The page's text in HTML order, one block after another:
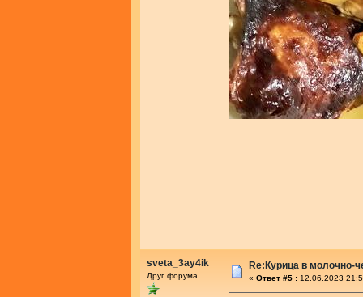
sveta_3ay4ik
Друг форума
Re:Курица в молочно-
« Ответ #5 : 12.06.2023